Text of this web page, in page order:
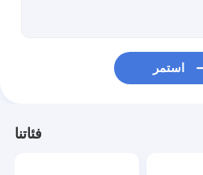
آلة النسيج غير المنسوج Meltblown
استمر
فئاتنا